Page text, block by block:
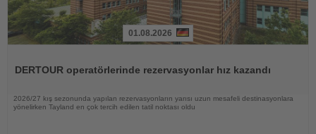
01.08.2026
DERTOUR operatörlerinde rezervasyonlar hız kazandı
2026/27 kış sezonunda yapılan rezervasyonların yarısı uzun mesafeli destinasyonlara
yönelirken Tayland en çok tercih edilen tatil noktası oldu